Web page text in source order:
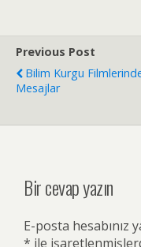
Previous Post
Bilim Kurgu
Mesajlar
Bir cevap yazın
E-posta hesabınız
* ile